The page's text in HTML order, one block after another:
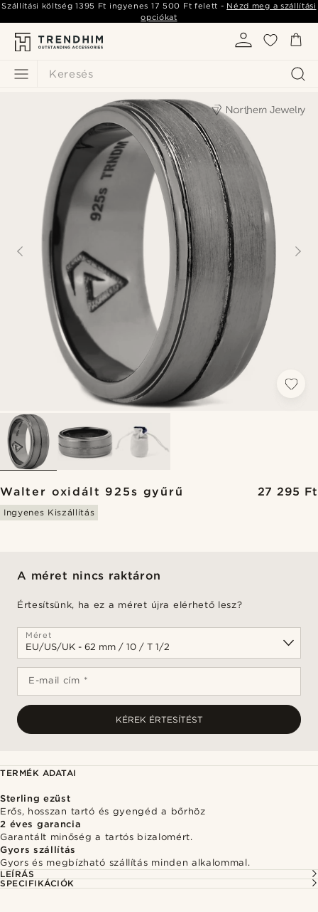
Keresés
Szállítási költség1395 Ft ingyenes 17 500 Ft felett - Nézd meg a szállítási
opciókat
Walter oxidált 925s gyűrű 27 295 Ft
Ingyenes Kiszállítás
A méret nincs raktáron
Értesítsünk, ha ez a méret újra elérhető lesz?
Méret
E-mail cím *
KÉREK ÉRTESÍTÉST
TERMÉK ADATAI
Sterling ezüst
Erős, hosszan tartó és gyengéd a bőrhöz
2 éves garancia
Garantált minőség a tartós bizalomért.
Gyors szállítás
Gyors és megbízható szállítás minden alkalommal.
LEÍRÁS
SPECIFIKÁCIÓK